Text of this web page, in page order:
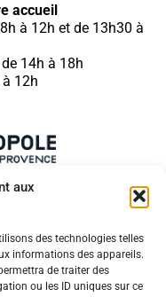
aux
des technologies telles
informations des appareils.
de traiter des
ou les ID uniques sur ce
accueil
à 12h et de 13h30 à
14h à 18h
12h